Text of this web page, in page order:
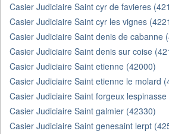
Casier Judiciaire Saint cyr de favieres
Casier Judiciaire Saint cyr les vignes
Casier Judiciaire Saint denis de cabanne
Casier Judiciaire Saint denis sur coise
Casier Judiciaire Saint etienne (42000)
Casier Judiciaire Saint etienne le molard
Casier Judiciaire Saint forgeux
Casier Judiciaire Saint galmier (42330)
Casier Judiciaire Saint genesaint lerpt